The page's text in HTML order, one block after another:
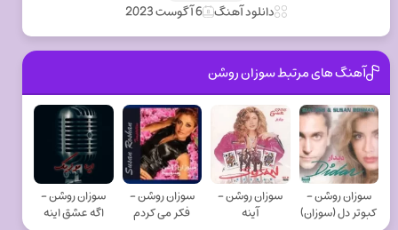
دانلود آهنگ 6 آگوست 2023
آهنگ های مرتبط سوزان روشن
سوزان روشن -
کبوتر دل (سوزان)
سوزان روشن -
آینه
سوزان روشن -
فکر می کردم
سوزان روشن -
اگه عشق اینه